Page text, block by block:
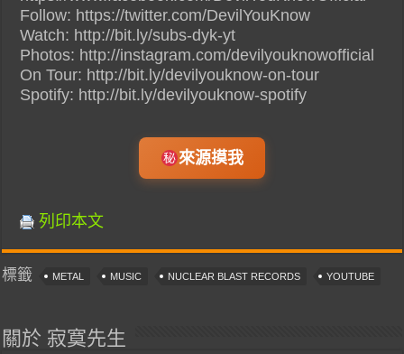
Follow: https://twitter.com/DevilYouKnow
Watch: http://bit.ly/subs-dyk-yt
Photos: http://instagram.com/devilyouknowofficial
On Tour: http://bit.ly/devilyouknow-on-tour
Spotify: http://bit.ly/devilyouknow-spotify
來源摸我
列印本文
標籤 METAL MUSIC NUCLEAR BLAST RECORDS YOUTUBE
關於 寂寞先生